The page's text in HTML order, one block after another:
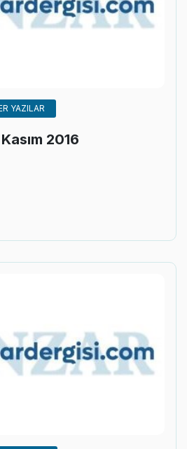
YAZILAR
2016